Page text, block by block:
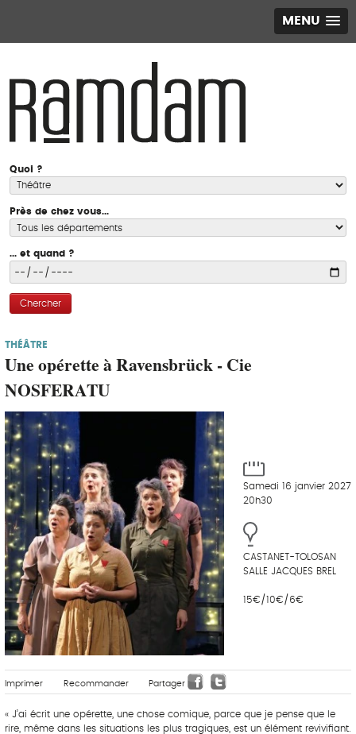
MENU
Quoi ?
Près de chez vous...
... et quand ?
Chercher
THÉÂTRE
Une opérette à Ravensbrück - Cie
NOSFERATU
Samedi 16 janvier 2027
20h30
CASTANET-TOLOSAN
SALLE JACQUES BREL
15€/10€/6€
Imprimer Recommander Partager
« J’ai écrit une opérette, une chose comique, parce que je pense que le
rire, même dans les situations les plus tragiques, est un élément revivifiant.